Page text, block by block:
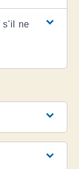
s'il ne